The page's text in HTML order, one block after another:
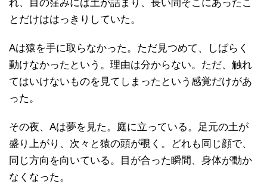
れ、目の窪みには土が詰まり、長い間そこにあったこ
とだけははっきりしていた。
Aは猿を手に取らなかった。ただ見つめて、しばらく
動けなかったという。理由は分からない。ただ、触れ
てはいけないものを見てしまったという感覚だけがあ
った。
その夜、Aは夢を見た。庭に立っている。足元の土が
盛り上がり、次々と猿の頭が覗く。どれも同じ顔で、
同じ方向を向いている。目が合った瞬間、身体が動か
なくなった。